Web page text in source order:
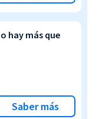
hay más que
Saber más